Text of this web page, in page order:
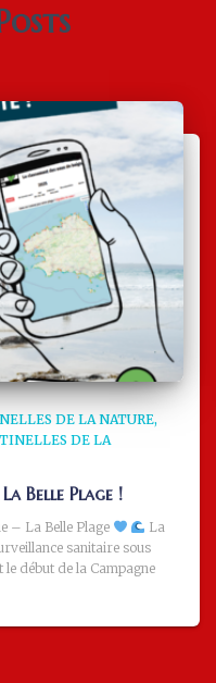
DE LA NATURE
DE LA
Belle Plage !
– La Belle Plage
La
sanitaire sous
le début de la Campagne